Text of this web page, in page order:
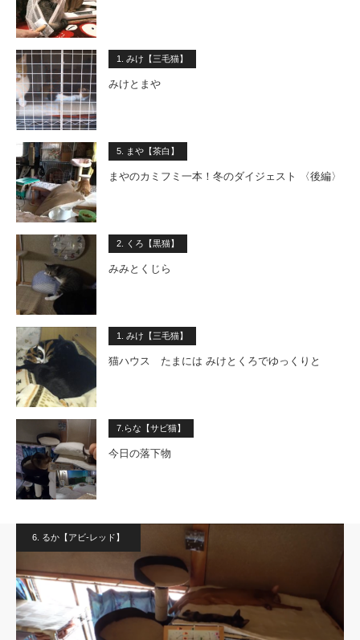
1. みけ【三毛猫】
みけとまや
5. まや【茶白】
まやのカミフミ一本！冬のダイジェスト 〈後編〉
2. くろ【黒猫】
みみとくじら
1. みけ【三毛猫】
猫ハウス たまには みけとくろでゆっくりと
7.らな【サビ猫】
今日の落下物
6. るか【アビ-レッド】